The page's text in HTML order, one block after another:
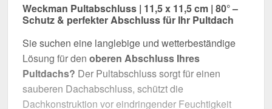
Weckman Pultabschluss | 11,5 x 11,5 cm | 80° –
Schutz & perfekter Abschluss für Ihr Pultdach
Sie suchen eine langlebige und wetterbeständige
Lösung für den oberen Abschluss Ihres
Pultdachs? Der Pultabschluss sorgt für einen
sauberen Dachabschluss, schützt die
Dachkonstruktion vor eindringender Feuchtigkeit